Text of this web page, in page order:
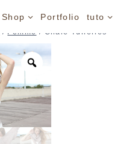
Shop Portfolio tuto
/ Femme / Châle Tuileries